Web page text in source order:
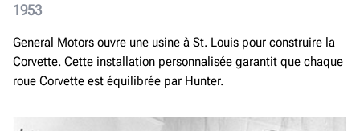
1953
General Motors ouvre une usine à St. Louis pour construire la
Corvette. Cette installation personnalisée garantit que chaque
roue Corvette est équilibrée par Hunter.